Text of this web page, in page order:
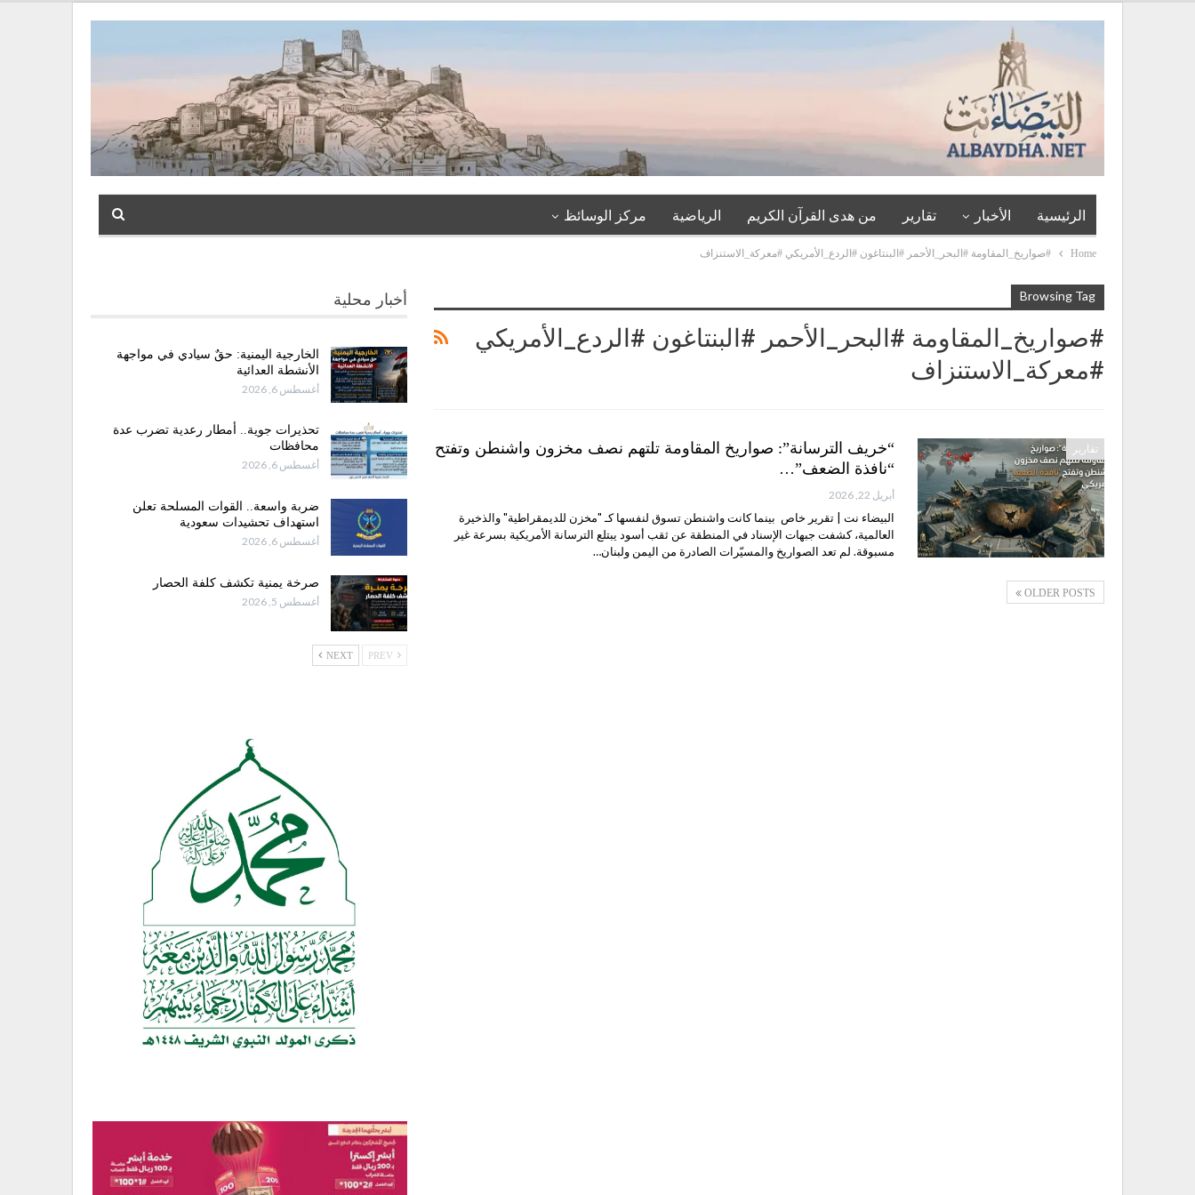
الرئيسية الأخبار تقارير من هدى القرآن الكريم الرياضية مركز الوسائظ
Home #صواريخ_المقاومة #البحر_الأحمر #البنتاغون #الردع_الأمريكي #معركة_الاستنزاف
Browsing Tag
#صواريخ_المقاومة #البحر_الأحمر #البنتاغون #الردع_الأمريكي
#معركة_الاستنزاف
تقارير
“خريف الترسانة”: صواريخ المقاومة تلتهم نصف مخزون واشنطن وتفتح
“نافذة الضعف”…
أبريل 22, 2026
البيضاء نت | تقرير خاص بينما كانت واشنطن تسوق لنفسها كـ "مخزن للديمقراطية" والذخيرة
العالمية، كشفت جبهات الإسناد في المنطقة عن ثقب أسود يبتلع الترسانة الأمريكية بسرعة غير
مسبوقة. لم تعد الصواريخ والمسيّرات الصادرة من اليمن ولبنان…
OLDER POSTS
أخبار محلية
الخارجية اليمنية: حقٌ سيادي في مواجهة
الأنشطة العدائية
أغسطس 6, 2026
تحذيرات جوية.. أمطار رعدية تضرب عدة
محافظات
أغسطس 6, 2026
ضربة واسعة.. القوات المسلحة تعلن
استهداف تحشيدات سعودية
أغسطس 6, 2026
صرخة يمنية تكشف كلفة الحصار
أغسطس 5, 2026
NEXT